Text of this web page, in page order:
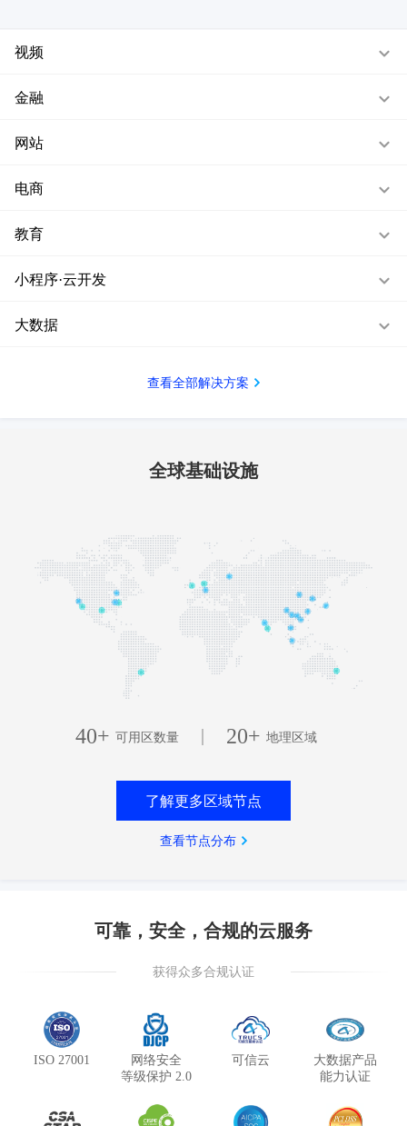
视频
金融
网站
电商
教育
小程序·云开发
大数据
查看全部解决方案
全球基础设施
40+ 可用区数量 | 20+ 地理区域
了解更多区域节点
查看节点分布
可靠，安全，合规的云服务
获得众多合规认证
ISO 27001
网络安全
等级保护 2.0
可信云
大数据产品
能力认证